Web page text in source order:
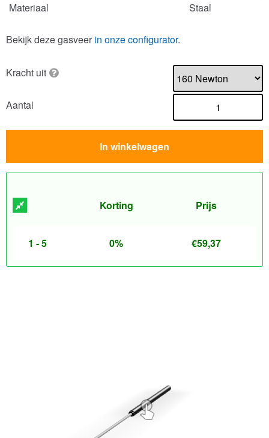
Materiaal
Staal
Bekijk deze gasveer in onze configurator.
Kracht uit
Aantal
In winkelwagen
Korting Prijs
1 - 5 0% €59,37